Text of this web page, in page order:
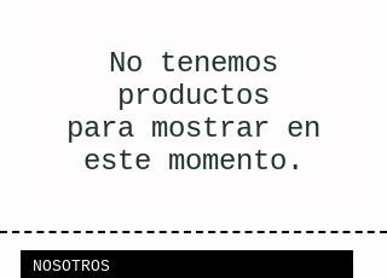
No tenemos
productos
para mostrar en
este momento.
NOSOTROS